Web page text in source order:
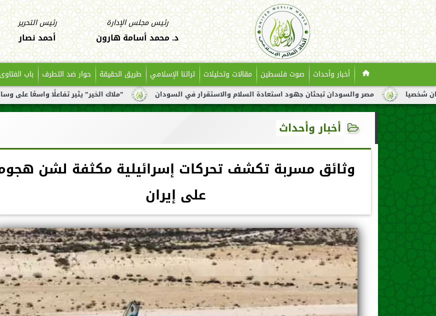
رئيس مجلس الإدارة
د. محمد أسامة هارون
رئيس التحرير
أحمد نصار
أخبار وأحداث صوت فلسطين مقالات وتحليلات تراثنا الإسلامي طريق الحقيقة حوار ضد التطرف باب الفتاوى
”ملاك الخير” يثير تفاعلًا واسعًا على وسائل التواصل مصر والسودان تبحثان جهود استعادة السلام والاستقرار في السودان
أخبار وأحداث
وثائق مسربة تكشف تحركات إسرائيلية مكثفة لشن
على إيران